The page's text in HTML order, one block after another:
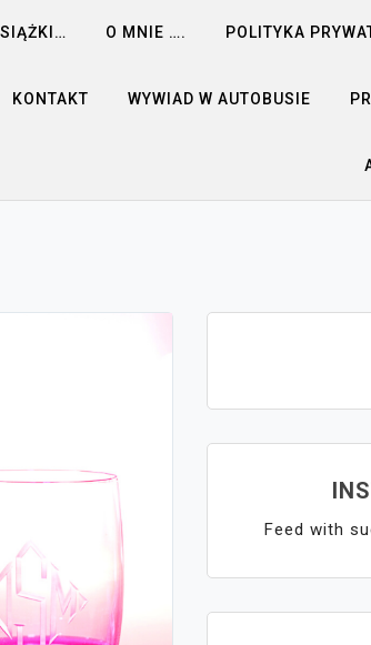
O MNIE …. POLITYKA
KONTAKT WYWIAD W AUTOBUSIE
Feed with